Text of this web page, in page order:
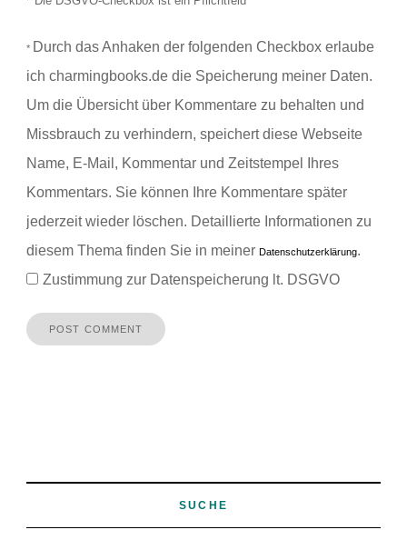
* Durch das Anhaken der folgenden Checkbox erlaube
ich charmingbooks.de die Speicherung meiner Daten.
Um die Übersicht über Kommentare zu behalten und
Missbrauch zu verhindern, speichert diese Webseite
Name, E-Mail, Kommentar und Zeitstempel Ihres
Kommentars. Sie können Ihre Kommentare später
jederzeit wieder löschen. Detaillierte Informationen zu
diesem Thema finden Sie in meiner Datenschutzerklärung.
Zustimmung zur Datenspeicherung lt. DSGVO
SUCHE